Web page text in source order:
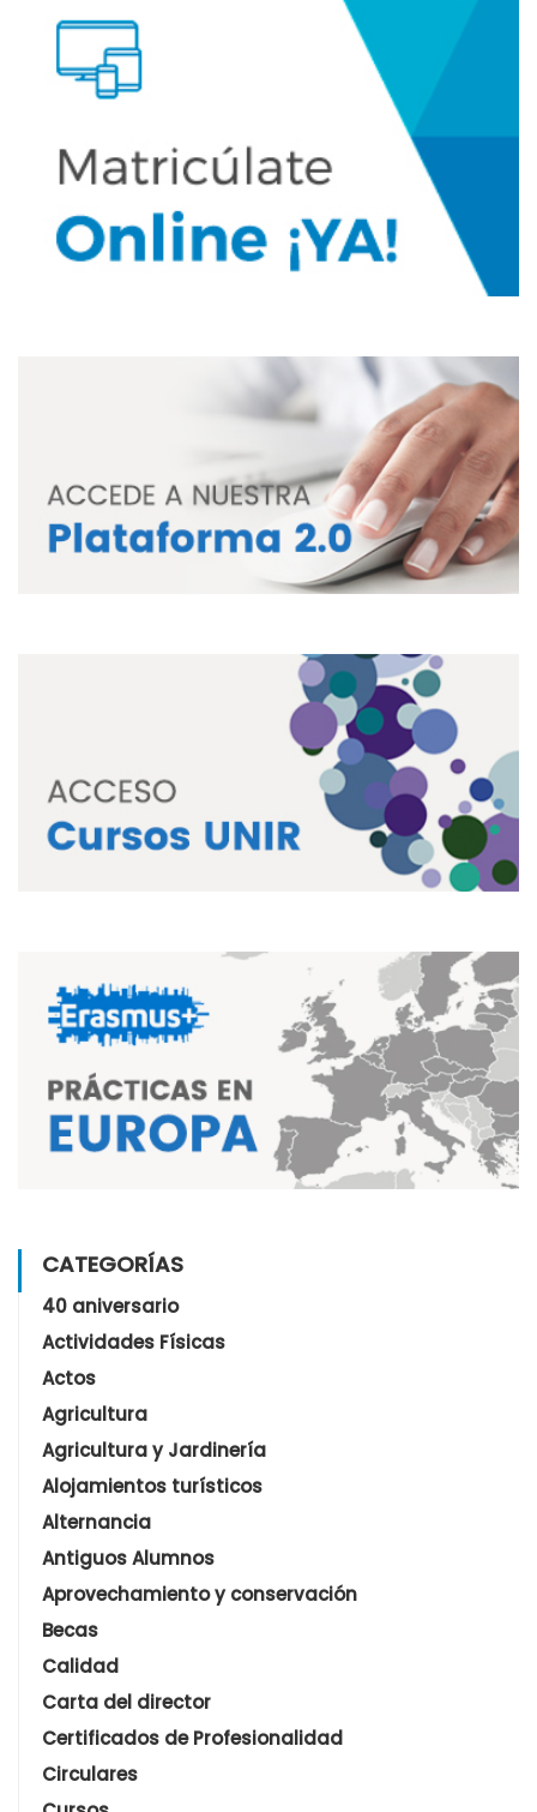
CATEGORÍAS
40 aniversario
Actividades Físicas
Actos
Agricultura
Agricultura y Jardinería
Alojamientos turísticos
Alternancia
Antiguos Alumnos
Aprovechamiento y conservación
Becas
Calidad
Carta del director
Certificados de Profesionalidad
Circulares